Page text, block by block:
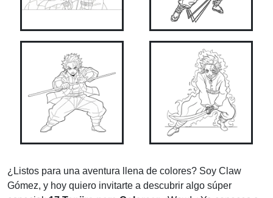
¿Listos para una aventura llena de colores? Soy Claw
Gómez, y hoy quiero invitarte a descubrir algo súper